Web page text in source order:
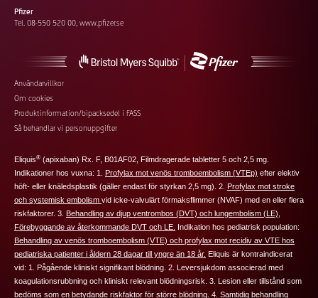
Pfizer
Tel. 08-550 520 00, www.pfizer.se
Footer
additional
links
Användarvillkor
Om cookies
Produktinformation/bipacksedel i FASS
Så behandlar vi personuppgifter
Eliquis® (apixaban) Rx. F, B01AF02, Filmdragerade tabletter 5 och 2,5 mg.
Indikationer hos vuxna: 1. Profylax mot venös tromboembolism (VTEp) efter elektiv
höft‑ eller knäledsplastik (gäller endast för styrkan 2,5 mg). 2. Profylax mot stroke
och systemisk embolism vid icke-valvulärt förmaksflimmer (NVAF) med en eller flera
riskfaktorer. 3. Behandling av djup ventrombos (DVT) och lungembolism (LE)
Förebyggande av återkommande DVT och LE. Indikation hos pediatrisk population:
Behandling av venös tromboembolism (VTE) och profylax mot recidiv av VTE hos
pediatriska patienter i åldern 28 dagar till yngre än 18 år. Eliquis är kontraindicerat
vid: 1. Pågående kliniskt signifikant blödning. 2. Leversjukdom associerad med
koagulationsrubbning och kliniskt relevant blödningsrisk. 3. Lesion eller tillstånd som
bedöms som en betydande riskfaktor för större blödning. 4. Samtidig behandling